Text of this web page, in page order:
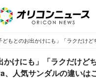
どもとのお出かけにも」「ラクだけ
かけにも」「ラクだけど
人気サンダルの違いは